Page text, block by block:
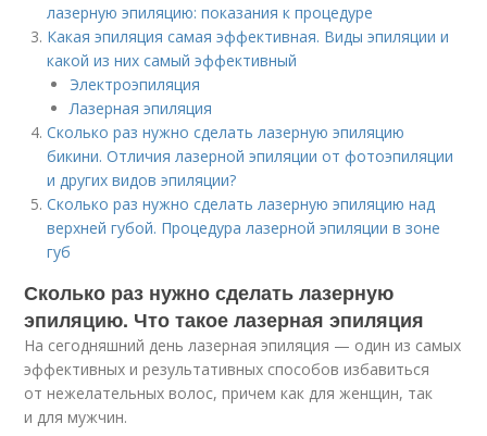
лазерную эпиляцию: показания к процедуре
Какая эпиляция самая эффективная. Виды эпиляции и
какой из них самый эффективный
Электроэпиляция
Лазерная эпиляция
Сколько раз нужно сделать лазерную эпиляцию
бикини. Отличия лазерной эпиляции от фотоэпиляции
и других видов эпиляции?
Сколько раз нужно сделать лазерную эпиляцию над
верхней губой. Процедура лазерной эпиляции в зоне
губ
Сколько раз нужно сделать лазерную
эпиляцию. Что такое лазерная эпиляция
На сегодняшний день лазерная эпиляция — один из самых
эффективных и результативных способов избавиться
от нежелательных волос, причем как для женщин, так
и для мужчин.